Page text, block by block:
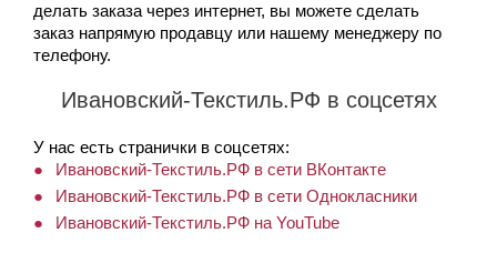
делать заказа через интернет, вы можете сделать
заказ напрямую продавцу или нашему менеджеру по
телефону.
Ивановский-Текстиль.РФ в соцсетях
У нас есть странички в соцсетях:
Ивановский-Текстиль.РФ в сети ВКонтакте
Ивановский-Текстиль.РФ в сети Однокласники
Ивановский-Текстиль.РФ на YouTube